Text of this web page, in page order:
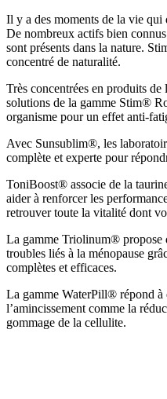
Il y a des moments de la vie
De nombreux actifs bien
sont présents dans la nature.
concentré de naturalité.
Très concentrées en produits
solutions de la gamme Stim®
organisme pour un effet anti-
Avec Sunsublim®, les
complète et experte pour
ToniBoost® associe de la
aider à renforcer les
retrouver toute la vitalité dont
La gamme Triolinum® propose
troubles liés à la ménopause
complètes et efficaces.
La gamme WaterPill® répond à
l’amincissement comme la
gommage de la cellulite.